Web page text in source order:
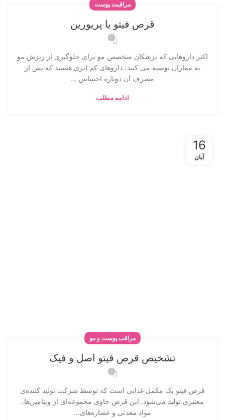
مراقبت پوست
قرص فیتو یا پریورین
0
اکثر داروهایی که پزشکان متخصص مو برای جلوگیری از ریزش مو
به بیماران توصیه می کنند، داروهای کم اثری هستند که پس از
مصرف آن دوباره احساس ...
ادامه مطلب
16
آبان
مراقب پوست و مو
تشخیص قرص فیتو اصل و فیک
0
قرص فیتو یک مکمل غذایی است که توسط شرکت تولید کننده‌ی
معتبری تولید می‌شود. این قرص حاوی مجموعه‌ای از ویتامین‌ها،
مواد معدنی و عصاره‌های...